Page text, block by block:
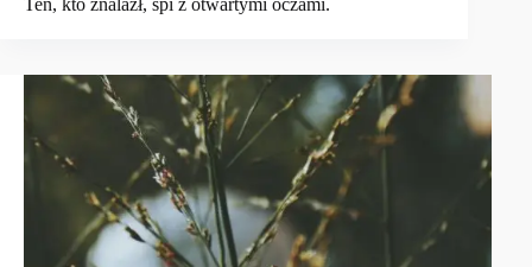
Ten, kto znalazł, śpi z otwartymi oczami.